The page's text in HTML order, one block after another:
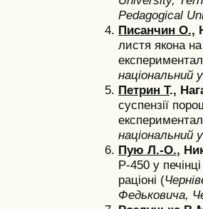
Pedagogical
Писанчин О.,
листя якона
національний
Петрин Т.,
суспензії
національний
Пую Л.-О.,
Р-450 у
раціоні (
Федьковича,